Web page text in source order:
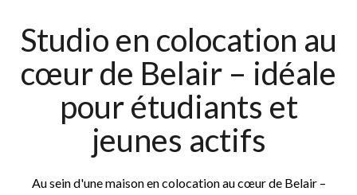
Studio en colocation au
cœur de Belair – idéale
pour étudiants et
jeunes actifs
Au sein d'une maison en colocation au cœur de Belair –